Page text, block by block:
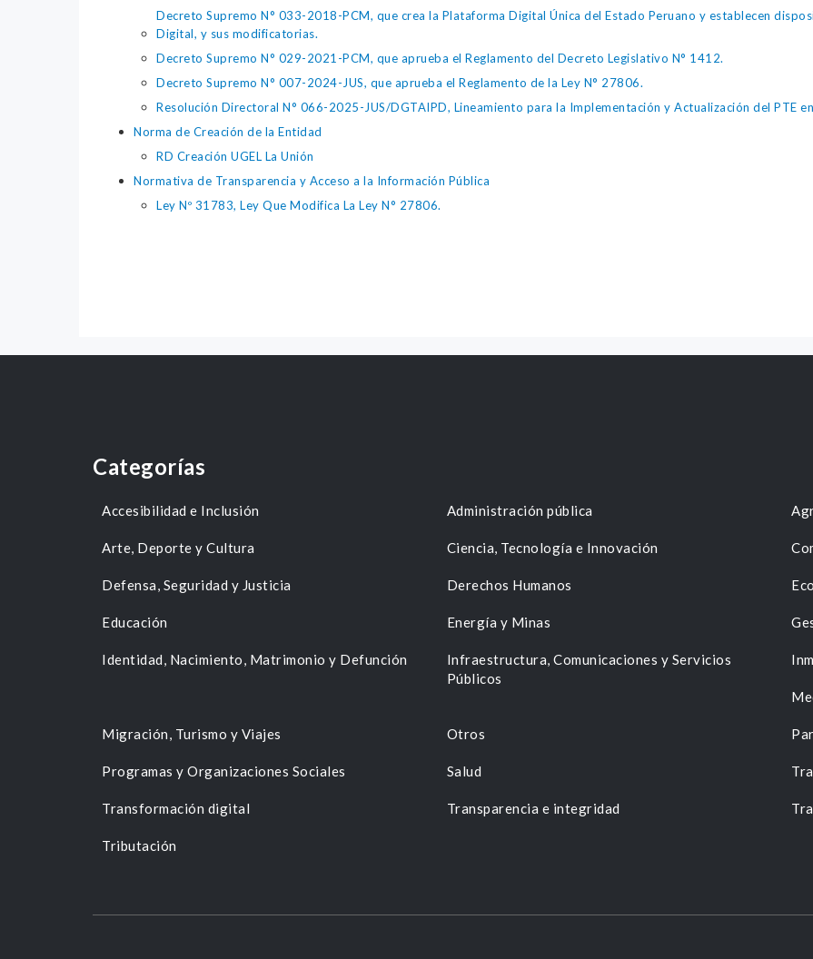
Decreto Supremo N° 033-2018-PCM, que crea la Plataforma Digital Única del Estado Peruano y establecen
Digital, y sus modificatorias.
Decreto Supremo N° 029-2021-PCM, que aprueba el Reglamento del Decreto Legislativo N° 1412.
Decreto Supremo N° 007-2024-JUS, que aprueba el Reglamento de la Ley N° 27806.
Resolución Directoral N° 066-2025-JUS/DGTAIPD, Lineamiento para la Implementación y Actualización del PTE
Norma de Creación de la Entidad
RD Creación UGEL La Unión
Normativa de Transparencia y Acceso a la Información Pública
Ley Nº 31783, Ley Que Modifica La Ley N° 27806.
Categorías
Accesibilidad e Inclusión Administración pública
Arte, Deporte y Cultura Ciencia, Tecnología e Innovación
Defensa, Seguridad y Justicia Derechos Humanos
Educación Energía y Minas
Identidad, Nacimiento, Matrimonio y Defunción
Infraestructura, Comunicaciones y Servicios
Públicos
Migración, Turismo y Viajes Otros
Programas y Organizaciones Sociales Salud
Transformación digital Transparencia e integridad
Tributación